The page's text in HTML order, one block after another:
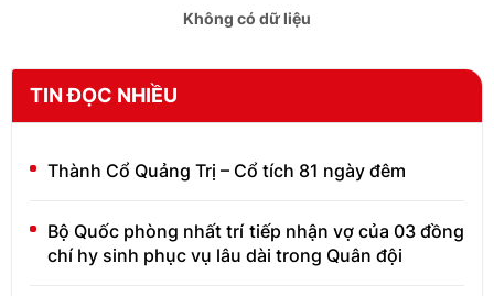
Không có dữ liệu
TIN ĐỌC NHIỀU
Thành Cổ Quảng Trị – Cổ tích 81 ngày đêm
Bộ Quốc phòng nhất trí tiếp nhận vợ của 03 đồng
chí hy sinh phục vụ lâu dài trong Quân đội